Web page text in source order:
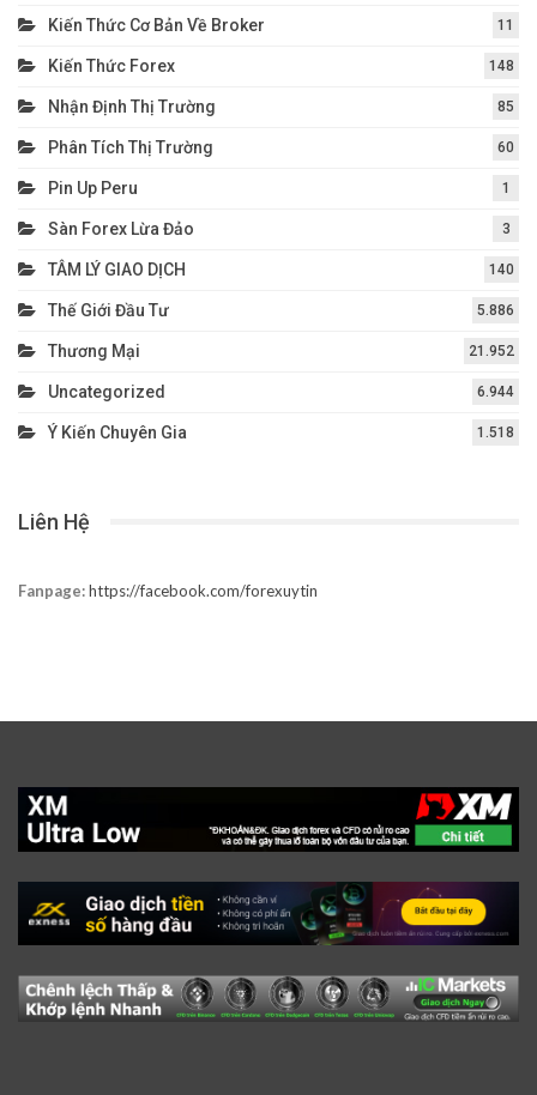
Kiến Thức Cơ Bản Về Broker 11
Kiến Thức Forex 148
Nhận Định Thị Trường 85
Phân Tích Thị Trường 60
Pin Up Peru 1
Sàn Forex Lừa Đảo 3
TÂM LÝ GIAO DỊCH 140
Thế Giới Đầu Tư 5.886
Thương Mại 21.952
Uncategorized 6.944
Ý Kiến Chuyên Gia 1.518
Liên Hệ
Fanpage:https://facebook.com/forexuytin